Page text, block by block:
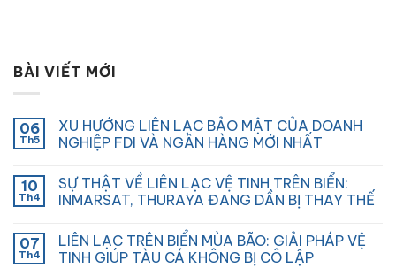
BÀI VIẾT MỚI
06
Th5
XU HƯỚNG LIÊN LẠC BẢO MẬT CỦA DOANH
NGHIỆP FDI VÀ NGÂN HÀNG MỚI NHẤT
10
Th4
SỰ THẬT VỀ LIÊN LẠC VỆ TINH TRÊN BIỂN:
INMARSAT, THURAYA ĐANG DẦN BỊ THAY THẾ
07
Th4
LIÊN LẠC TRÊN BIỂN MÙA BÃO: GIẢI PHÁP VỆ
TINH GIÚP TÀU CÁ KHÔNG BỊ CÔ LẬP